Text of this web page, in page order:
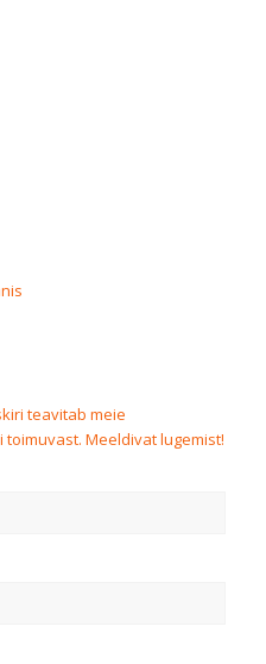
teavitab meie
Meeldivat lugemist!